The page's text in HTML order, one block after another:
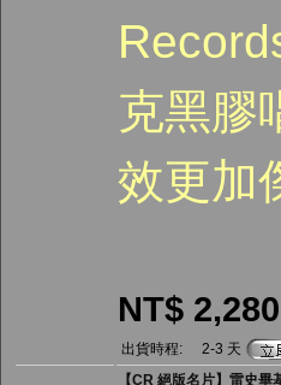
克黑膠
效更加
NT$ 2,280
出貨時程:
2-3 天
【CR 絕版名片】雷史